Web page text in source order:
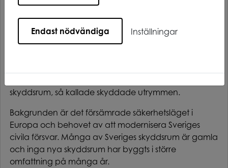
Den 1 juni 2026 träder en ny svensk lag om skyddsrum
och skyddade utrymmen i kraft. Syftet är att stärka
skyddet för civilbefolkningen vid krig eller höjd
skyddsrum, så kallade skyddade utrymmen.
Bakgrunden är det försämrade säkerhetsläget i
Europa och behovet av att modernisera Sveriges
civila försvar. Många av Sveriges skyddsrum är gamla
och inga nya skyddsrum har byggts i större
omfattning på många år.
Endast nödvändiga Inställningar